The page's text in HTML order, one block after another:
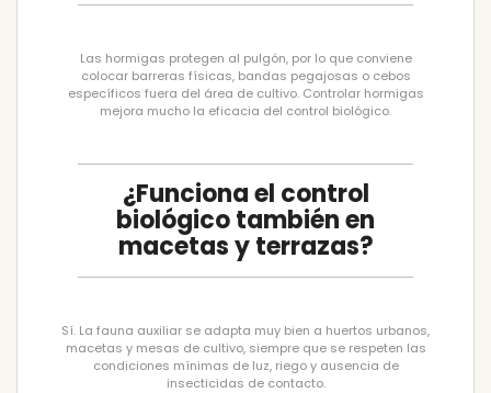
Las hormigas protegen al pulgón, por lo que conviene
colocar barreras físicas, bandas pegajosas o cebos
específicos fuera del área de cultivo. Controlar hormigas
mejora mucho la eficacia del control biológico.
¿Funciona el control
biológico también en
macetas y terrazas?
Sí. La fauna auxiliar se adapta muy bien a huertos urbanos,
macetas y mesas de cultivo, siempre que se respeten las
condiciones mínimas de luz, riego y ausencia de
insecticidas de contacto.